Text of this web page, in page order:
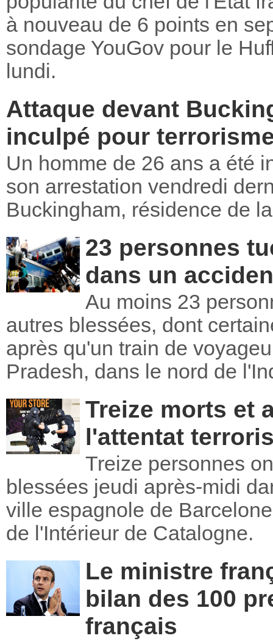
à nouveau de 6 points en
sondage YouGov pour le
lundi.
Attaque devant
inculpé pour
Un homme de 26 ans a été
son arrestation vendredi
Buckingham, résidence de
23 personnes
dans un
Au moins 23
autres blessées, dont
après qu'un train de
Pradesh, dans le nord de
Treize morts et
l'attentat
Treize personnes
blessées jeudi après-midi
ville espagnole de
de l'Intérieur de Catalogne.
Le ministre
bilan des 100
français